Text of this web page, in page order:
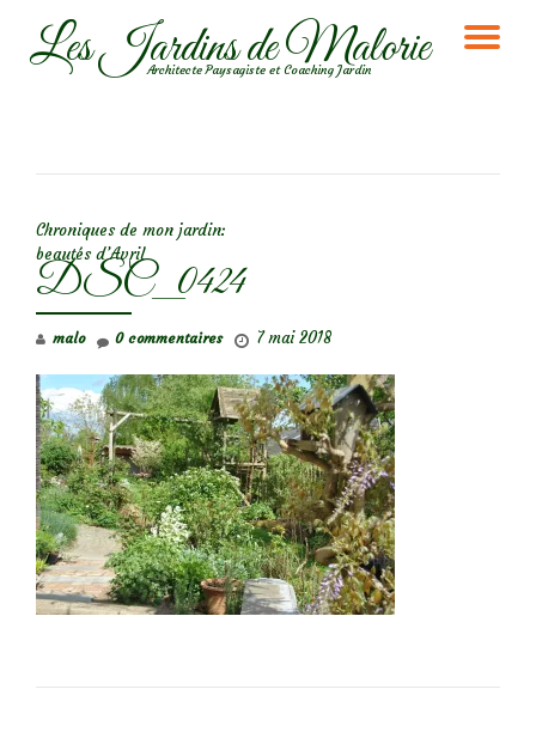
AllerLes Jardins de Malorie
Architecte Paysagiste et Coaching Jardin
Chroniques de mon jardin:
beautés d’Avril
DSC_0424
malo 7 mai 2018
0 commentaires